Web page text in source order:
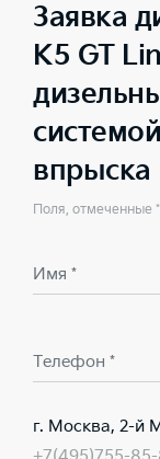
Заявка
K5 GT
впрыска
Поля, отмеченные
Имя *
Телефон *
г. Москва, 2-й